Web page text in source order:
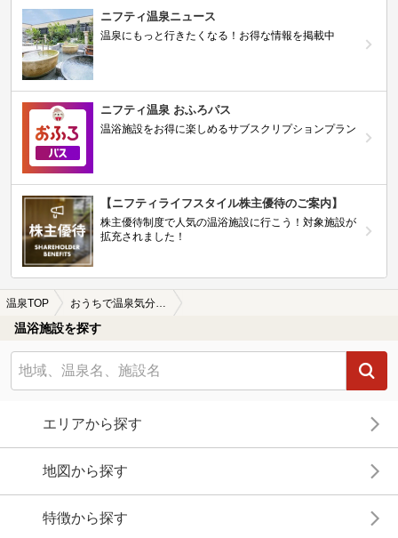
ニフティ温泉ニュース
温泉にもっと行きたくなる！お得な情報を掲載中
ニフティ温泉 おふろパス
温浴施設をお得に楽しめるサブスクリプションプラン
【ニフティライフスタイル株主優待のご案内】
株主優待制度で人気の温浴施設に行こう！対象施設が
拡充されました！
温泉TOP おうちで温泉気分を味わおう！
温浴施設を探す
エリアから探す
地図から探す
特徴から探す